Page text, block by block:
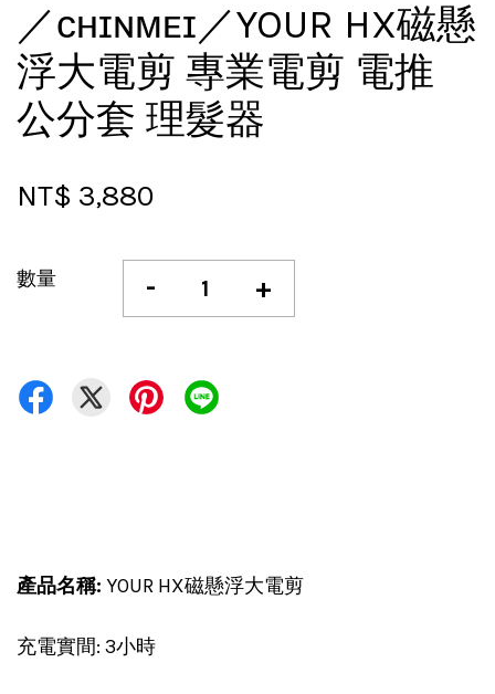
／ᴄʜɪɴᴍᴇɪ／YOUR HX磁懸
浮大電剪 專業電剪 電推
公分套 理髮器
NT$ 3,880
數量 - +
產品名稱:YOUR HX磁懸浮大電剪
充電實間: 3小時